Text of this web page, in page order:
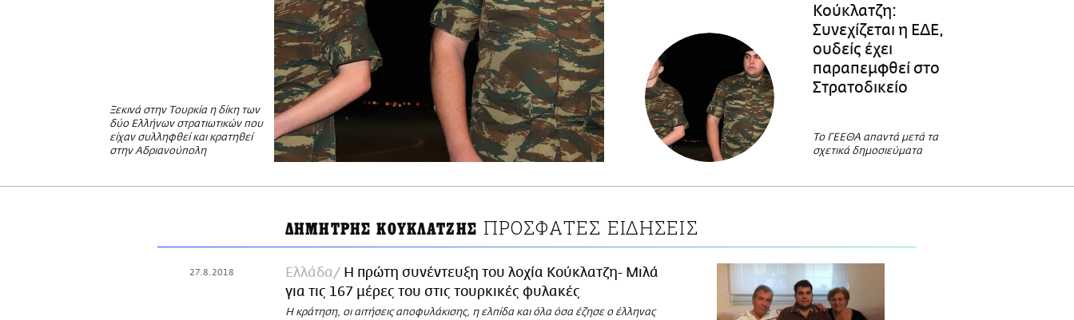
Ξεκινά στην Τουρκία η δίκη των
δύο Ελλήνων στρατιωτικών που
είχαν συλληφθεί και κρατηθεί
στην Αδριανούπολη
Κούκλατζη:
Συνεχίζεται η ΕΔΕ,
ουδείς έχει
παραπεμφθεί στο
Στρατοδικείο
Το ΓΕΕΘΑ απαντά μετά τα
σχετικά δημοσιεύματα
ΔΗΜΗΤΡΗΣ ΚΟΥΚΛΑΤΖΗΣ ΠΡΟΣΦΑΤΕΣ ΕΙΔΗΣΕΙΣ
27.8.2018 Ελλάδα
Η πρώτη συνέντευξη του λοχία Κούκλατζη- Μιλά
για τις 167 μέρες του στις τουρκικές φυλακές
Η κράτηση, οι αιτήσεις αποφυλάκισης, η ελπίδα και όλα όσα έζησε ο έλληνας